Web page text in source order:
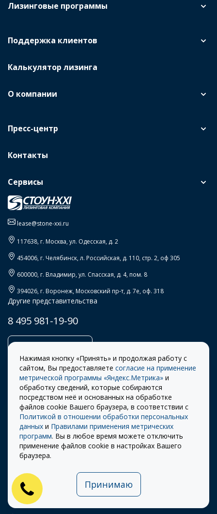
Лизинговые программы
Поддержка клиентов
Калькулятор лизинга
О компании
Пресс-центр
Контакты
Сервисы
lease@stone-xxi.ru
117638, г. Москва,ул. Одесская, д. 2
454006, г. Челябинск,л. Российская, д. 110, стр. 2, оф 305
600000, г. Владимир,ул. Спасская, д. 4, пом. 8
394026, г. Воронеж,Московский пр-т, д. 7е, оф. 318
Другие представительства
8 495 981-19-90
© 2026 «СТОУН-XXI»
Разработка сайта –
ITECH
Правила
использования cookie
Правила пользования
сайтом
Политика
конфиденциальности
Публичная оферта на
использование ПЭП
Нажимая кнопку «Принять» и продолжая работу с
сайтом, Вы предоставляете согласие на применение
метрической программы «Яндекс.Метрика» и
обработку сведений, которые собираются
посредством неё и основанных на обработке
файлов cookie Вашего браузера, в соответствии с
Политикой в отношении обработки персональных
данных и Правилами применения метрических
программ. Вы в любое время можете отключить
применение файлов cookie в настройках Вашего
браузера.
Принимаю